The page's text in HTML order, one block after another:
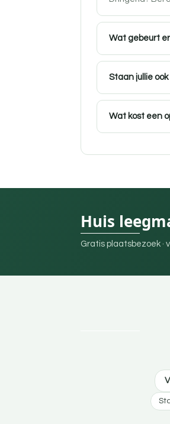
Wat gebeurt
Staan jullie
Wat kost een
Huis
Gratis plaatsbezoek ·